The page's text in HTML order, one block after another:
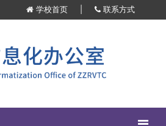
学校首页 联系方式